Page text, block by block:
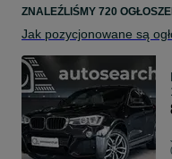
ZNALEŹLIŚMY 720
Jak pozycjonowane są